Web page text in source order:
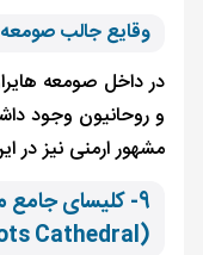
وقایع جالب صومعه
در داخل صومعه
و روحانیون وجود
مشهور ارمنی نیز
9- کلیسای
(Saint Mesrop Mashtots Cathedral)